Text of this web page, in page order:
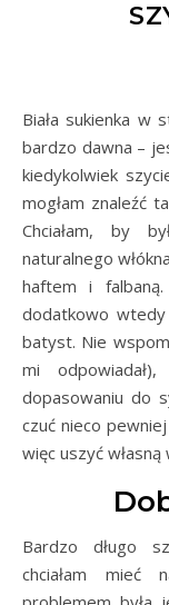
Biała sukienka w stylu boho chodziła mi po głowie już od
bardzo dawna –
kiedykolwiek
mogłam znaleźć
Chciałam, by
naturalnego
haftem i
dodatkowo
batyst. Nie
mi
dopasowaniu do
czuć nieco
więc uszyć własną
Bardzo długo
chciałam mieć